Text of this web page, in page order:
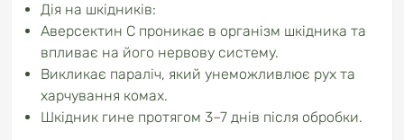
Дія на шкідників:
Аверсектин С проникає в організм шкідника та
впливає на його нервову систему.
Викликає параліч, який унеможливлює рух та
харчування комах.
Шкідник гине протягом 3–7 днів після обробки.